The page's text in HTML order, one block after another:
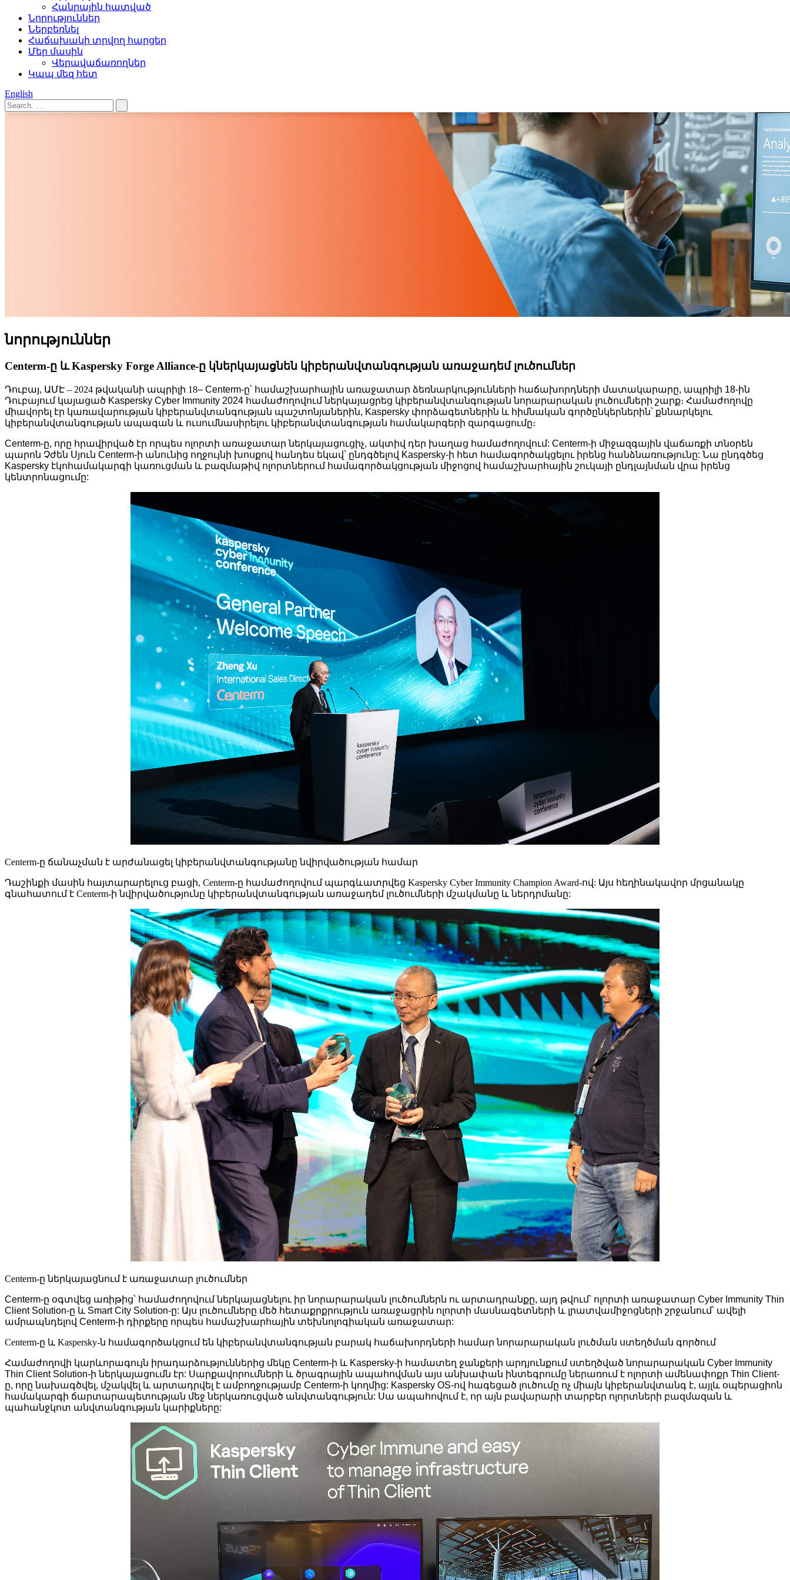
Հանրային հատված
Նորություններ
Ներբեռնել
Հաճախակի տրվող հարցեր
Մեր մասին
Վերավաճառողներ
Կապ մեզ հետ
English
նորություններ
Centerm-ը և Kaspersky Forge Alliance-ը կներկայացնեն կիբերանվտանգության առաջադեմ լուծումներ
Դուբայ, ԱՄԷ – 2024 թվականի ապրիլի 18– Centerm-ը՝ համաշխարհային առաջատար ձեռնարկությունների հաճախորդների մատակարարը, ապրիլի 18-ին
Դուբայում կայացած Kaspersky Cyber ​​Immunity 2024 համաժողովում ներկայացրեց կիբերանվտանգության նորարարական լուծումների շարք։ Համաժողովը
միավորել էր կառավարության կիբերանվտանգության պաշտոնյաներին, Kaspersky փորձագետներին և հիմնական գործընկերներին՝ քննարկելու
կիբերանվտանգության ապագան և ուսումնասիրելու կիբերանվտանգության համակարգերի զարգացումը։
Centerm-ը, որը հրավիրված էր որպես ոլորտի առաջատար ներկայացուցիչ, ակտիվ դեր խաղաց համաժողովում: Centerm-ի միջազգային վաճառքի տնօրեն
պարոն Չժեն Սյուն Centerm-ի անունից ողջույնի խոսքով հանդես եկավ՝ ընդգծելով Kaspersky-ի հետ համագործակցելու իրենց հանձնառությունը: Նա ընդգծեց
Kaspersky էկոհամակարգի կառուցման և բազմաթիվ ոլորտներում համագործակցության միջոցով համաշխարհային շուկայի ընդլայնման վրա իրենց
կենտրոնացումը:
Centerm-ը ճանաչման է արժանացել կիբերանվտանգությանը նվիրվածության համար
Դաշինքի մասին հայտարարելուց բացի, Centerm-ը համաժողովում պարգևատրվեց Kaspersky Cyber ​​Immunity Champion Award-ով: Այս հեղինակավոր մրցանակը
գնահատում է Centerm-ի նվիրվածությունը կիբերանվտանգության առաջադեմ լուծումների մշակմանը և ներդրմանը:
Centerm-ը ներկայացնում է առաջատար լուծումներ
Centerm-ը օգտվեց առիթից՝ համաժողովում ներկայացնելու իր նորարարական լուծումներն ու արտադրանքը, այդ թվում՝ ոլորտի առաջատար Cyber ​​Immunity Thin
Client Solution-ը և Smart City Solution-ը: Այս լուծումները մեծ հետաքրքրություն առաջացրին ոլորտի մասնագետների և լրատվամիջոցների շրջանում՝ ավելի
ամրապնդելով Centerm-ի դիրքերը որպես համաշխարհային տեխնոլոգիական առաջատար:
Centerm-ը և Kaspersky-ն համագործակցում են կիբերանվտանգության բարակ հաճախորդների համար նորարարական լուծման ստեղծման գործում
Համաժողովի կարևորագույն իրադարձություններից մեկը Centerm-ի և Kaspersky-ի համատեղ ջանքերի արդյունքում ստեղծված նորարարական Cyber ​​Immunity
Thin Client Solution-ի ներկայացումն էր: Սարքավորումների և ծրագրային ապահովման այս անխափան ինտեգրումը ներառում է ոլորտի ամենափոքր Thin Client-
ը, որը նախագծվել, մշակվել և արտադրվել է ամբողջությամբ Centerm-ի կողմից: Kaspersky OS-ով հագեցած լուծումը ոչ միայն կիբերանվտանգ է, այլև օպերացիոն
համակարգի ճարտարապետության մեջ ներկառուցված անվտանգություն: Սա ապահովում է, որ այն բավարարի տարբեր ոլորտների բազմազան և
պահանջկոտ անվտանգության կարիքները: